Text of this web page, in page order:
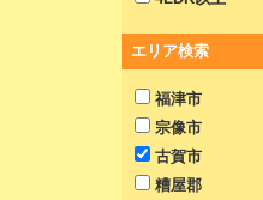
エリア検索
福津市
宗像市
古賀市
糟屋郡